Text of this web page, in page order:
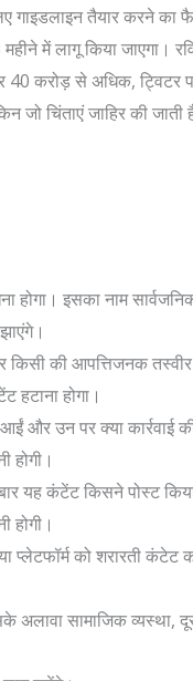
गाइडलाइन तैयार करने का
में लागू किया जाएगा।
40 करोड़ से अधिक, ट्विटर
जो चिंताएं जाहिर की जाती
होगा। इसका नाम
की आपत्तिजनक तस्वीर
होगा।
और उन पर क्या कार्रवाई
होगी।
यह कंटेंट किसने पोस्ट
होगी।
प्लेटफॉर्म को शरारती कंटेट
अलावा सामाजिक व्यस्था,
का
होता
P
मुंबई हमलों को
तैयबा के दो
दोनों किसी भी
सकते हैं। दिल्ली